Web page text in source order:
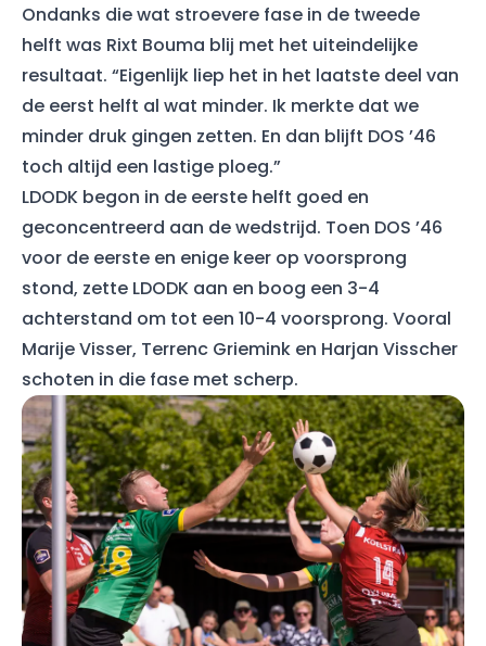
Ondanks die wat stroevere fase in de tweede
helft was Rixt Bouma blij met het uiteindelijke
resultaat. “Eigenlijk liep het in het laatste deel van
de eerst helft al wat minder. Ik merkte dat we
minder druk gingen zetten. En dan blijft DOS ’46
toch altijd een lastige ploeg.”
LDODK begon in de eerste helft goed en
geconcentreerd aan de wedstrijd. Toen DOS ’46
voor de eerste en enige keer op voorsprong
stond, zette LDODK aan en boog een 3-4
achterstand om tot een 10-4 voorsprong. Vooral
Marije Visser, Terrenc Griemink en Harjan Visscher
schoten in die fase met scherp.